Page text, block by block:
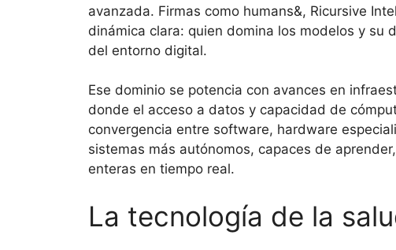
avanzada. Firmas como humans&, Ricursive
dinámica clara: quien domina los modelos y su
del entorno digital.
Ese dominio se potencia con avances en
donde el acceso a datos y capacidad de
convergencia entre software, hardware
sistemas más autónomos, capaces de
enteras en tiempo real.
La tecnología de la